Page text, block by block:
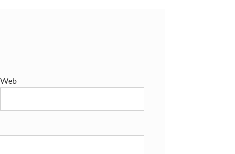
Web